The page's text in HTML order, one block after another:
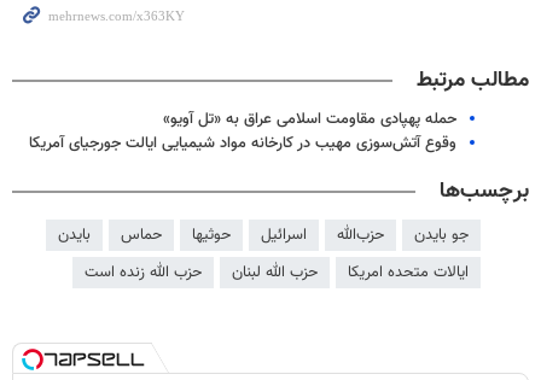
مطالب مرتبط
حمله پهپادی مقاومت اسلامی عراق به «تل آویو»
وقوع آتش‌سوزی مهیب در کارخانه مواد شیمیایی ایالت جورجیای آمریکا
برچسب‌ها
جو بایدن حز‌ب‌الله اسرائیل حوثیها حماس
بایدن
ایالات متحده امریکا
حزب الله لبنان حزب الله زنده است